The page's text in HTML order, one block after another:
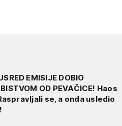
EMISIJE DOBIO
OD PEVAČICE! Haos
se, a onda usledio